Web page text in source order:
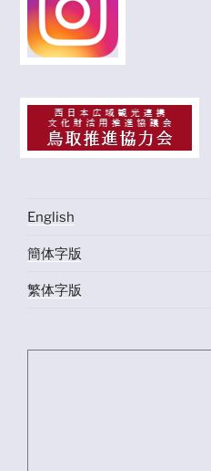
English
簡体字版
繁体字版